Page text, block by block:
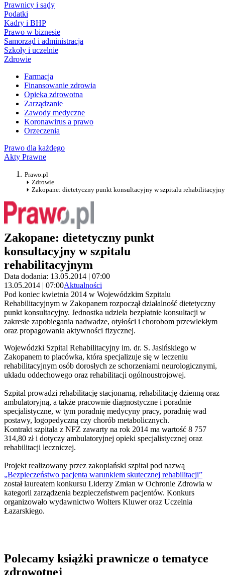
Prawnicy i sądy
Podatki
Kadry i BHP
Prawo w biznesie
Samorząd i administracja
Szkoły i uczelnie
Zdrowie
Farmacja
Finansowanie zdrowia
Opieka zdrowotna
Zarządzanie
Zawody medyczne
Koronawirus a prawo
Orzeczenia
Prawo dla każdego
Akty Prawne
Prawo.pl
Zdrowie
Zakopane: dietetyczny punkt konsultacyjny w szpitalu
Zakopane: dietetyczny punkt
konsultacyjny w szpitalu
rehabilitacyjnym
Data dodania: 13.05.2014 | 07:00
13.05.2014 | 07:00Aktualności
Pod koniec kwietnia 2014 w Wojewódzkim Szpitalu
Rehabilitacyjnym w Zakopanem rozpoczął działalność dietetyczny
punkt konsultacyjny. Jednostka udziela bezpłatnie konsultacji w
zakresie zapobiegania nadwadze, otyłości i chorobom przewlekłym
oraz propagowania aktywności fizycznej.
Wojewódzki Szpital Rehabilitacyjny im. dr. S. Jasińskiego w
Zakopanem to placówka, która specjalizuje się w leczeniu
rehabilitacyjnym osób dorosłych ze schorzeniami neurologicznymi,
układu oddechowego oraz rehabilitacji ogólnoustrojowej.
Szpital prowadzi rehabilitację stacjonarną, rehabilitację dzienną oraz
ambulatoryjną, a także pracownie diagnostyczne i poradnie
specjalistyczne, w tym poradnię medycyny pracy, poradnię wad
postawy, logopedyczną czy chorób metabolicznych.
Kontrakt szpitala z NFZ zawarty na rok 2014 ma wartość 8 757
314,80 zł i dotyczy ambulatoryjnej opieki specjalistycznej oraz
rehabilitacji leczniczej.
Projekt realizowany przez zakopiański szpital pod nazwą
„Bezpieczeństwo pacjenta warunkiem skutecznej rehabilitacji”
został laureatem konkursu Liderzy Zmian w Ochronie Zdrowia w
kategorii zarządzenia bezpieczeństwem pacjentów. Konkurs
organizowało wydawnictwo Wolters Kluwer oraz Uczelnia
Łazarskiego.
Polecamy książki prawnicze o tematyce
zdrowotnej